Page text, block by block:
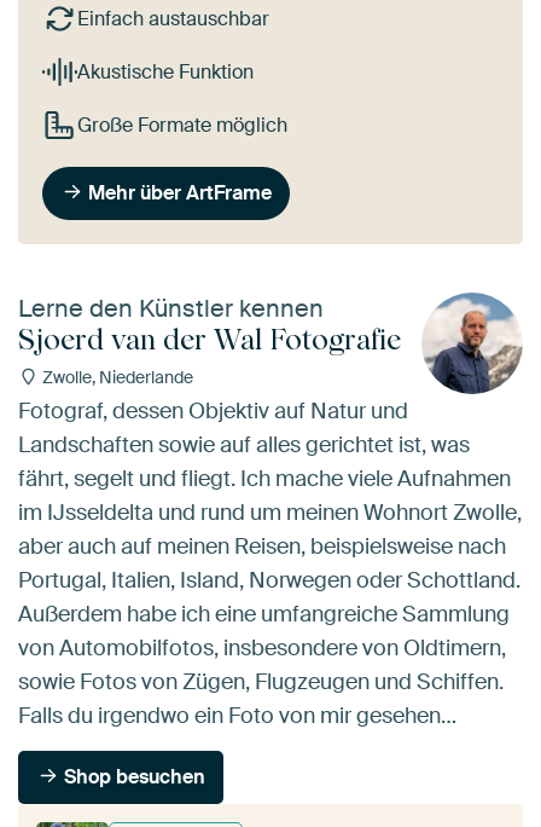
Einfach austauschbar
Akustische Funktion
Große Formate möglich
Mehr über ArtFrame
Lerne den Künstler kennen
Sjoerd van der Wal Fotografie
Zwolle, Niederlande
Fotograf, dessen Objektiv auf Natur und
Landschaften sowie auf alles gerichtet ist, was
fährt, segelt und fliegt. Ich mache viele Aufnahmen
im IJsseldelta und rund um meinen Wohnort Zwolle,
aber auch auf meinen Reisen, beispielsweise nach
Portugal, Italien, Island, Norwegen oder Schottland.
Außerdem habe ich eine umfangreiche Sammlung
von Automobilfotos, insbesondere von Oldtimern,
sowie Fotos von Zügen, Flugzeugen und Schiffen.
Falls du irgendwo ein Foto von mir gesehen…
Shop besuchen